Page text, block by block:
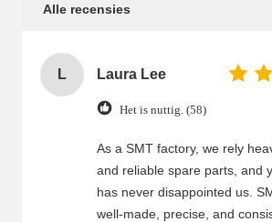
Alle recensies
L Laura Lee
Het is nuttig. (58)
As a SMT factory, we rely
and reliable spare parts, and
has never disappointed us.
well-made, precise, and